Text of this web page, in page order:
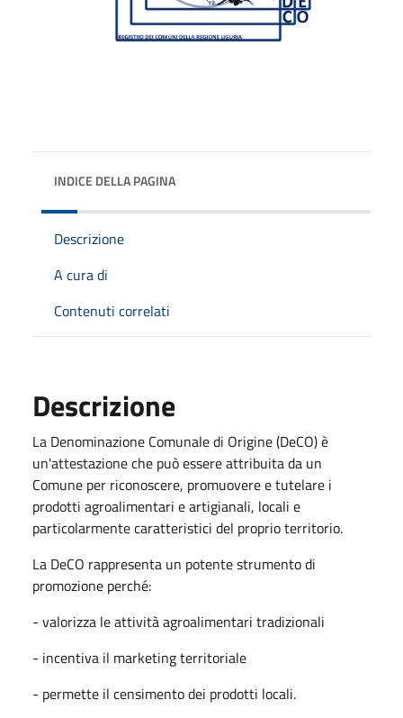
INDICE DELLA PAGINA
Descrizione
A cura di
Contenuti correlati
Descrizione
La Denominazione Comunale di Origine (DeCO) è
un'attestazione che può essere attribuita da un
Comune per riconoscere, promuovere e tutelare i
prodotti agroalimentari e artigianali, locali e
particolarmente caratteristici del proprio territorio.
La DeCO rappresenta un potente strumento di
promozione perché:
- valorizza le attività agroalimentari tradizionali
- incentiva il marketing territoriale
- permette il censimento dei prodotti locali.